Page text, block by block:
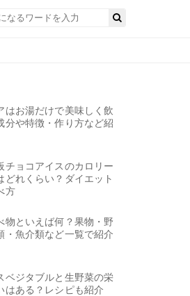
はお湯だけで美味しく飲
分や特徴・作り方など紹
チョコアイスのカロリー
どれくらい？ダイエット
方
物といえば何？果物・野
・魚介類など一覧で紹介
ベジタブルと生野菜の栄
はある？レシピも紹介